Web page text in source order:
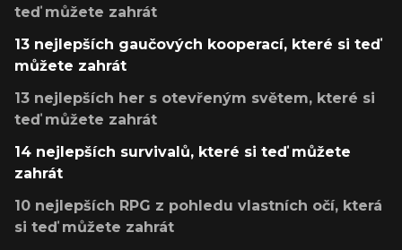
teď můžete zahrát
13 nejlepších gaučových kooperací, které si teď
můžete zahrát
13 nejlepších her s otevřeným světem, které si
teď můžete zahrát
14 nejlepších survivalů, které si teď můžete
zahrát
10 nejlepších RPG z pohledu vlastních očí, která
si teď můžete zahrát